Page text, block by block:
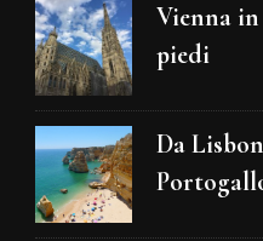
Vienna
piedi
Da